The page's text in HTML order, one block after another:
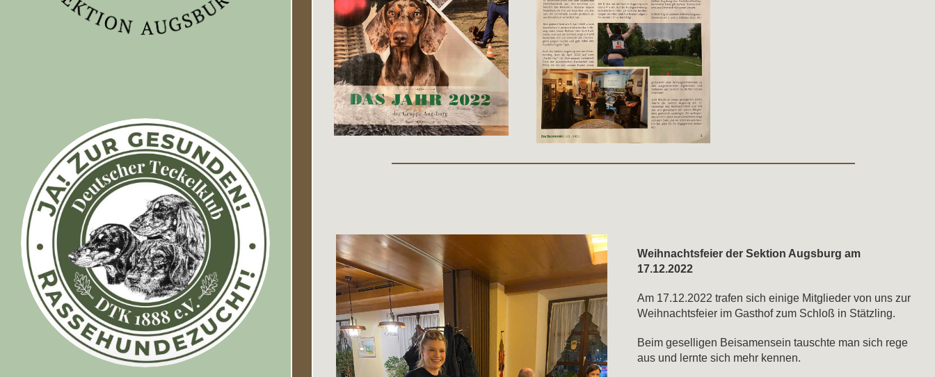
Weihnachtsfeier der Sektion Augsburg am
17.12.2022
Am 17.12.2022 trafen sich einige Mitglieder von uns zur
Weihnachtsfeier im Gasthof zum Schloß in Stätzling.
Beim geselligen Beisamensein tauschte man sich rege
aus und lernte sich mehr kennen.